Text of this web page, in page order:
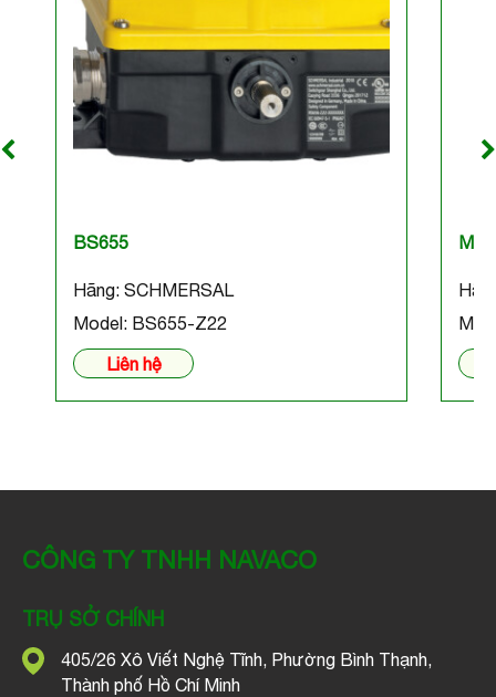
BS655
Hãng: SCHMERSAL
Model: BS655-Z22
Liên hệ
CÔNG TY TNHH NAVACO
TRỤ SỞ CHÍNH
405/26 Xô Viết Nghệ Tĩnh, Phường Bình Thạnh,
Thành phố Hồ Chí Minh